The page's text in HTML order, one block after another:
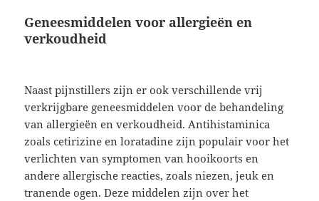
Geneesmiddelen voor allergieën en
verkoudheid
Naast pijnstillers zijn er ook verschillende vrij
verkrijgbare geneesmiddelen voor de behandeling
van allergieën en verkoudheid. Antihistaminica
zoals cetirizine en loratadine zijn populair voor het
verlichten van symptomen van hooikoorts en
andere allergische reacties, zoals niezen, jeuk en
tranende ogen. Deze middelen zijn over het